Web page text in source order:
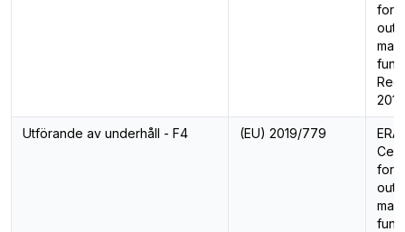
for
Utförande av underhåll - F4 (EU) 2019/779
ERA
for